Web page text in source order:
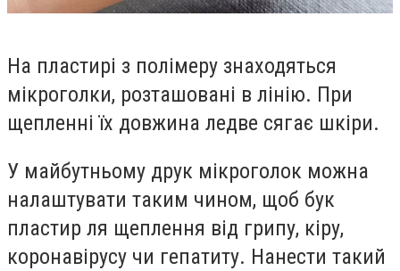
На пластирі з полімеру знаходяться
мікроголки, розташовані в лінію. При
щепленні їх довжина ледве сягає шкіри.
У майбутньому друк мікроголок можна
налаштувати таким чином, щоб бук
пластир ля щеплення від грипу, кіру,
коронавірусу чи гепатиту. Нанести такий